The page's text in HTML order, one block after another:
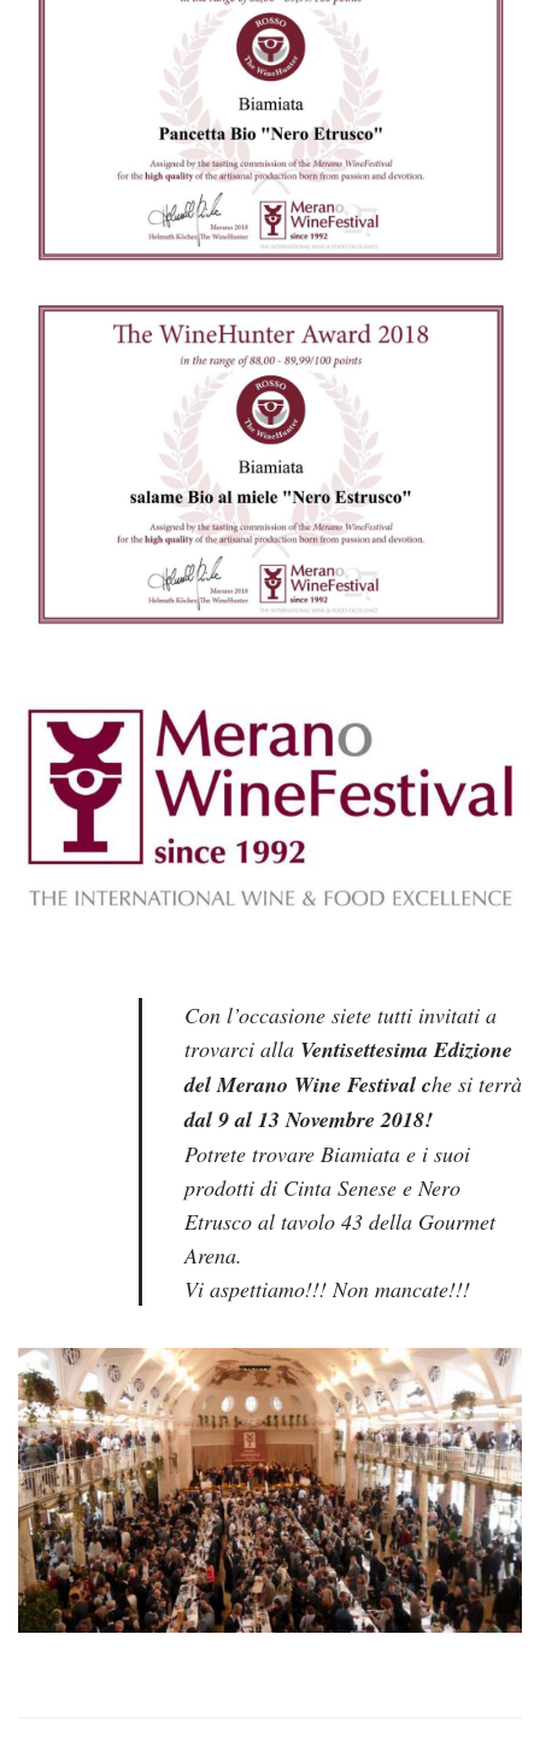
Con l’occasione siete tutti invitati a
trovarci alla Ventisettesima Edizione
del Merano Wine Festival che si terrà
dal 9 al 13 Novembre 2018!
Potrete trovare Biamiata e i suoi
prodotti di Cinta Senese e Nero
Etrusco al tavolo 43 della Gourmet
Arena.
Vi aspettiamo!!! Non mancate!!!